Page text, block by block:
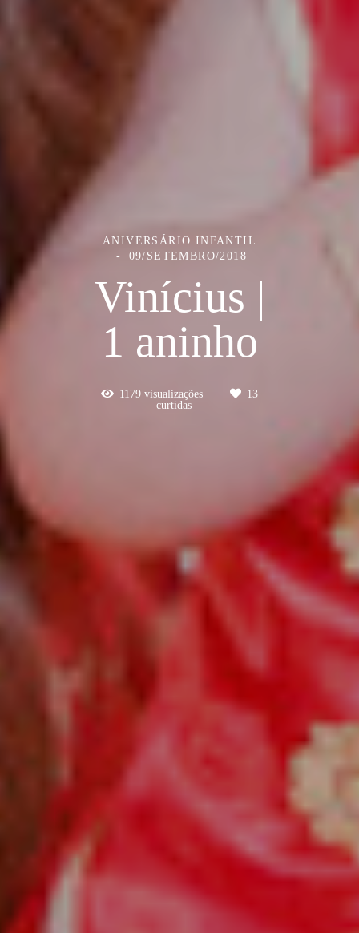
ANIVERSÁRIO INFANTIL
09/SETEMBRO/2018
Vinícius |
1 aninho
1179 visualizações
13
curtidas